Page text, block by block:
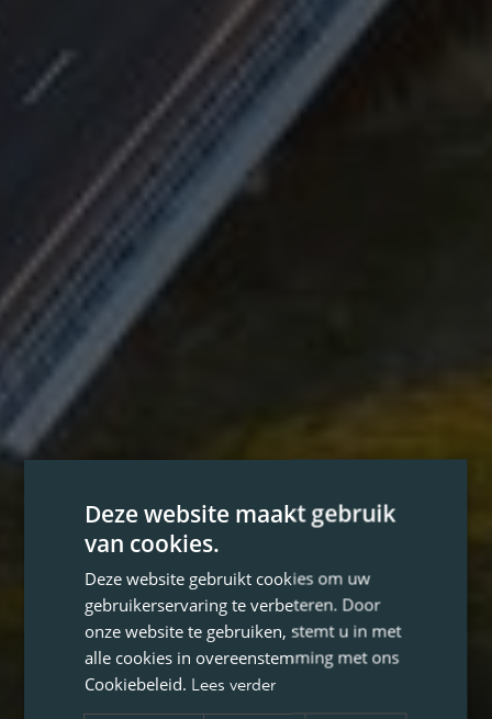
Deze website maakt gebruik
van cookies.
Deze website gebruikt cookies om uw
gebruikerservaring te verbeteren. Door
onze website te gebruiken, stemt u in met
alle cookies in overeenstemming met ons
Cookiebeleid. Lees verder